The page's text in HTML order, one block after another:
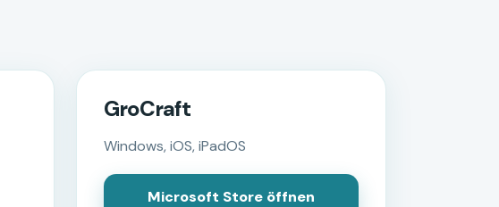
GroCraft
Windows, iOS, iPadOS
Microsoft Store öffnen